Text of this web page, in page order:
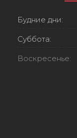
Будние дни:
Суббота:
Воскресенье: